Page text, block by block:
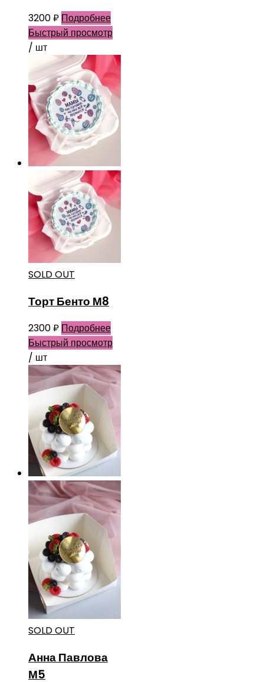
3200₽ Подробнее
Быстрый просмотр
/ шт
SOLD OUT
Торт Бенто М8
2300₽ Подробнее
Быстрый просмотр
/ шт
SOLD OUT
Анна Павлова
М5